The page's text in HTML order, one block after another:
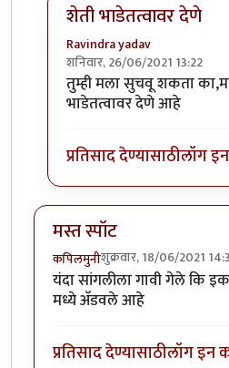
शेती भाडेतत्वावर देणे
Ravindra yadav
शनिवार, 26/06/2021 13:22
In reply toताकारी
तुम्ही मला सुचवू शकता
भाडेतत्वावर देणे आहे
प्रतिसाद देण्यासाठीलॉग
मस्त स्पॉट
कपिलमुनीशुक्रवार, 18/06/2021
यंदा सांगलीला गावी गेले कि
मध्ये अ‍ॅडवले आहे
प्रतिसाद देण्यासाठीलॉग इन